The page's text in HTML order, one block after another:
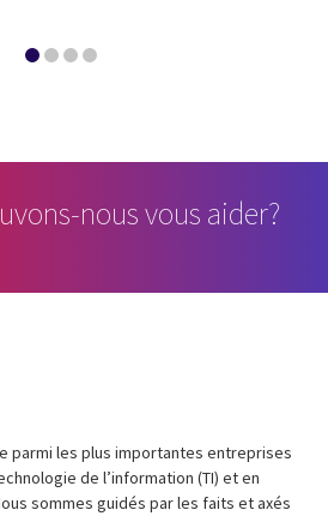
nous vous aider?
parmi les plus importantes entreprises
de l’information (TI) et en
sommes guidés par les faits et axés